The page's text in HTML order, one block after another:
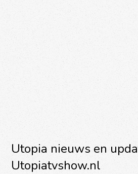
Utopia nieuws en
Utopiatvshow.nl